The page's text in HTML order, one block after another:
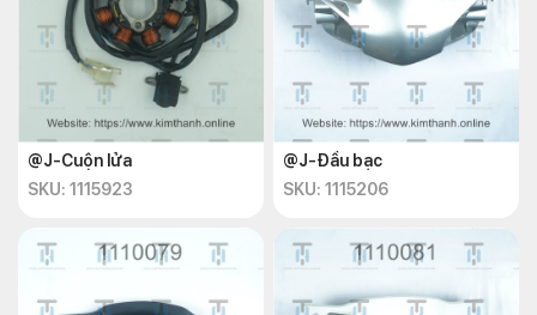
@J-Cuộn lửa
SKU: 1115923
@J-Đầu bạc
SKU: 1115206